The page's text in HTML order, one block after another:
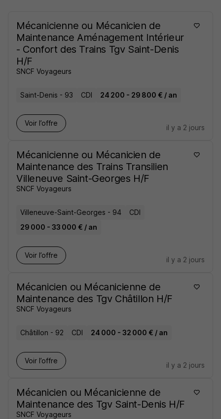
Mécanicienne ou Mécanicien de
Maintenance Aménagement Intérieur
- Confort des Trains Tgv Saint-Denis
H/F
SNCF Voyageurs
Saint-Denis - 93 CDI 24 200 - 29 800 € / an
Voir l’offre
il y a 2 jours
Mécanicienne ou Mécanicien de
Maintenance des Trains Transilien
Villeneuve Saint-Georges H/F
SNCF Voyageurs
Villeneuve-Saint-Georges - 94
CDI
29 000 - 33 000 € / an
Voir l’offre
il y a 2 jours
Mécanicien ou Mécanicienne de
Maintenance des Tgv Châtillon H/F
SNCF Voyageurs
Châtillon - 92 CDI 24 000 - 32 000 € / an
Voir l’offre
il y a 2 jours
Mécanicien ou Mécanicienne de
Maintenance des Tgv Saint-Denis H/F
SNCF Voyageurs